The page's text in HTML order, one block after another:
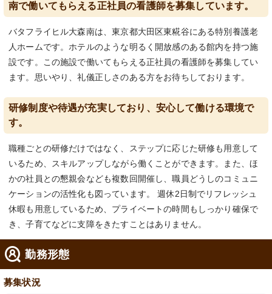
南で働いてもらえる正社員の看護師を募集しています。
バタフライヒル大森南は、東京都大田区東糀谷にある特別養護老
人ホームです。ホテルのような明るく開放感のある館内を持つ施
設です。この施設で働いてもらえる正社員の看護師を募集してい
ます。思いやり、礼儀正しさのある方をお待ちしております。
研修制度や待遇が充実しており、安心して働ける環境で
す。
職種ごとの研修だけではなく、ステップに応じた研修も用意して
いるため、スキルアップしながら働くことができます。また、ほ
かの社員との懇親会なども複数回開催し、職員どうしのコミュニ
ケーションの活性化も図っています。 週休2日制でリフレッシュ
休暇も用意しているため、プライベートの時間もしっかり確保で
き、子育てなどに支障をきたすことはありません。
勤務形態
募集状況